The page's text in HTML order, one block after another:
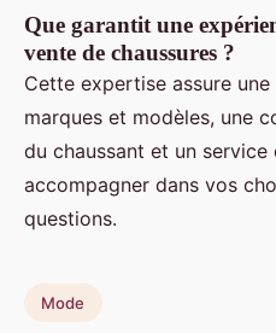
Que garantit une
vente de chaussures ?
Cette expertise assure une
marques et modèles, une
du chaussant et un
accompagner dans vos
questions.
Mode